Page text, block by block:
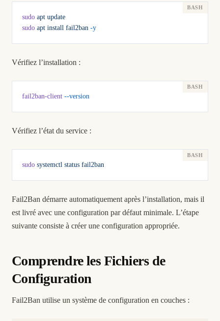
sudo apt update
sudo apt install fail2ban -y
Vérifiez l’installation :
fail2ban-client --version
Vérifiez l’état du service :
sudo systemctl status fail2ban
Fail2Ban démarre automatiquement après l’installation, mais il
est livré avec une configuration par défaut minimale. L’étape
suivante consiste à créer une configuration appropriée.
Comprendre les Fichiers de
Configuration
Fail2Ban utilise un système de configuration en couches :